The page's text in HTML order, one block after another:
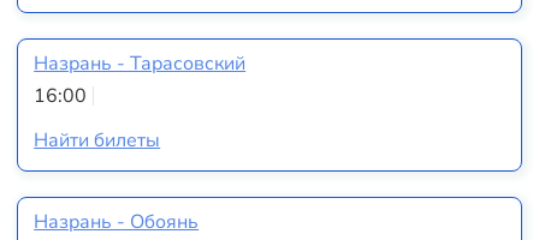
Назрань - Тарасовский
16:00
Найти билеты
Назрань - Обоянь